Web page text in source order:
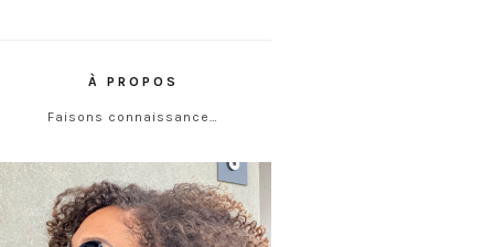
À PROPOS
Faisons connaissance…